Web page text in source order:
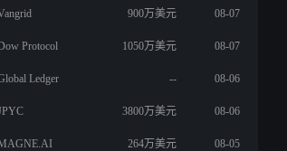
900万美元 08-07
Protocol 1050万美元 08-07
Ledger -- 08-06
3800万美元 08-06
264万美元 08-05